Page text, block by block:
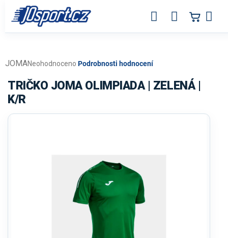
obsah
Průměrné
produktu
je
Neohodnoceno Podrobnosti hodnocení
JOMA
TRIČKO JOMA OLIMPIADA | ZELENÁ |
K/R